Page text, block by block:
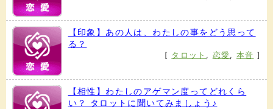
【印象】あの人は、わたしの事をどう思って
る？
[ タロット , 恋愛, 本音 ]
【相性】わたしのアゲマン度ってどれくら
い？ タロットに聞いてみましょう♪